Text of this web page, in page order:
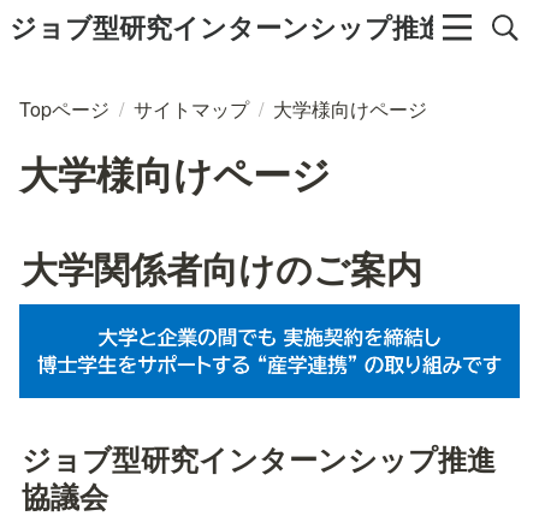
ジョブ型研究インターンシップ推進協議会
Topページ / サイトマップ / 大学様向けページ
大学様向けページ
大学関係者向けのご案内
ジョブ型研究インターンシップ推進
協議会